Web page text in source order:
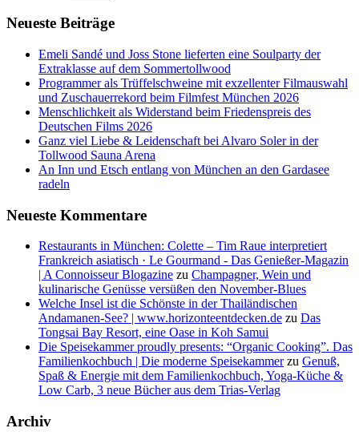
Neueste Beiträge
Emeli Sandé und Joss Stone lieferten eine Soulparty der
Extraklasse auf dem Sommertollwood
Programmer als Trüffelschweine mit exzellenter Filmauswahl
und Zuschauerrekord beim Filmfest München 2026
Menschlichkeit als Widerstand beim Friedenspreis des
Deutschen Films 2026
Ganz viel Liebe & Leidenschaft bei Alvaro Soler in der
Tollwood Sauna Arena
An Inn und Etsch entlang von München an den Gardasee
radeln
Neueste Kommentare
Restaurants in München: Colette – Tim Raue interpretiert
Frankreich asiatisch · Le Gourmand - Das Genießer-Magazin
| A Connoisseur Blogazine zu Champagner, Wein und
kulinarische Genüsse versüßen den November-Blues
Welche Insel ist die Schönste in der Thailändischen
Andamanen-See? | www.horizonteentdecken.de zu Das
Tongsai Bay Resort, eine Oase in Koh Samui
Die Speisekammer proudly presents: “Organic Cooking”. Das
Familienkochbuch | Die moderne Speisekammerzu Genuß,
Spaß & Energie mit dem Familienkochbuch, Yoga-Küche &
Low Carb, 3 neue Bücher aus dem Trias-Verlag
Archiv